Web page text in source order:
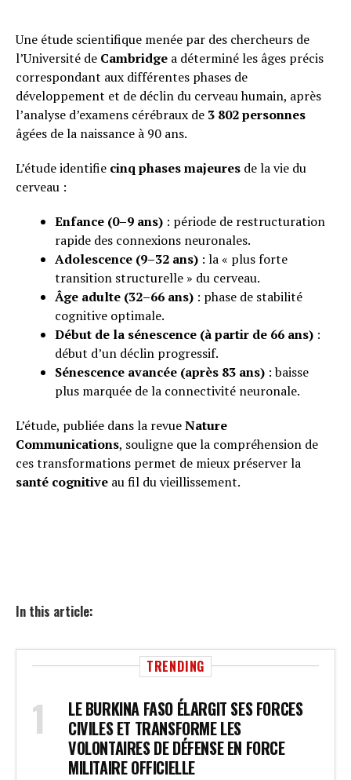
Une étude scientifique menée par des chercheurs de
l’Université de Cambridge a déterminé les âges précis
correspondant aux différentes phases de
développement et de déclin du cerveau humain, après
l’analyse d’examens cérébraux de 3 802 personnes
âgées de la naissance à 90 ans.
L’étude identifie cinq phases majeures de la vie du
cerveau :
Enfance (0–9 ans) : période de restructuration
rapide des connexions neuronales.
Adolescence (9–32 ans) : la « plus forte
transition structurelle » du cerveau.
Âge adulte (32–66 ans) : phase de stabilité
cognitive optimale.
Début de la sénescence (à partir de 66 ans) :
début d’un déclin progressif.
Sénescence avancée (après 83 ans) : baisse
plus marquée de la connectivité neuronale.
L’étude, publiée dans la revueNature
Communications, souligne que la compréhension de
ces transformations permet de mieux préserver la
santé cognitive au fil du vieillissement.
In this article:
TRENDING
LE BURKINA FASO ÉLARGIT SES FORCES
CIVILES ET TRANSFORME LES
VOLONTAIRES DE DÉFENSE EN FORCE
MILITAIRE OFFICIELLE